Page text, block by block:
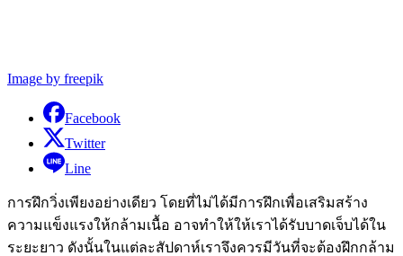
Image by freepik
Facebook
Twitter
Line
การฝึกวิ่งเพียงอย่างเดียว โดยที่ไม่ได้มีการฝึกเพื่อเสริมสร้าง
ความแข็งแรงให้กล้ามเนื้อ อาจทำให้ให้เราได้รับบาดเจ็บได้ใน
ระยะยาว ดังนั้นในแต่ละสัปดาห์เราจึงควรมีวันที่จะต้องฝึกกล้าม